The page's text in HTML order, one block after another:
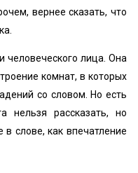
вернее сказать, что
человеческого лица. Она
комнат, в которых
со словом. Но есть
нельзя рассказать, но
слове, как впечатление